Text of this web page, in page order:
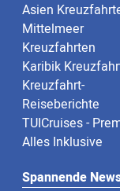
Asien
Mittelmeer
Kreuzfahrten
Karibik
Kreuzfahrt-
Reiseberichte
TUICruises -
Alles Inklusive
Spannende